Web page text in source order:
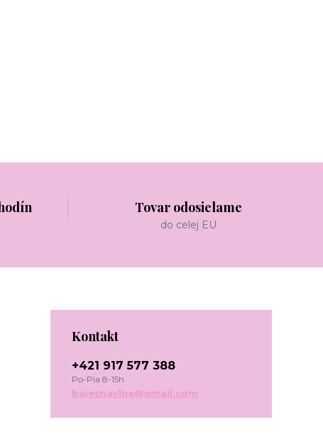
Tovar odosielame
do celej EU
Kontakt
+421 917 577 388
Po-Pia 8-15h
bajecnavlna@gmail.com